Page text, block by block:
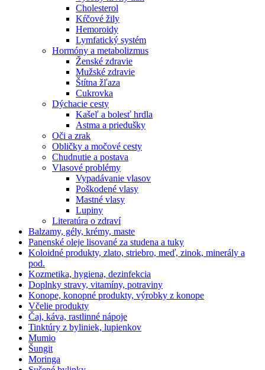
Cholesterol
Kŕčové žily
Hemoroidy
Lymfatický systém
Hormóny a metabolizmus
Ženské zdravie
Mužské zdravie
Štítna žľaza
Cukrovka
Dýchacie cesty
Kašeľ a bolesť hrdla
Astma a priedušky
Oči a zrak
Obličky a močové cesty
Chudnutie a postava
Vlasové problémy
Vypadávanie vlasov
Poškodené vlasy
Mastné vlasy
Lupiny
Literatúra o zdraví
Balzamy, gély, krémy, maste
Panenské oleje lisované za studena a tuky
Koloidné produkty, zlato, striebro, meď, zinok, minerály a
pod.
Kozmetika, hygiena, dezinfekcia
Doplnky stravy, vitamíny, potraviny
Konope, konopné produkty, výrobky z konope
Včelie produkty
Čaj, káva, rastlinné nápoje
Tinktúry z byliniek, lupienkov
Mumio
Šungit
Moringa